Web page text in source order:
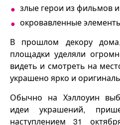
злые герои из фильмов и
окровавленные
В прошлом декору
площадки уделяли
видеть и смотреть на
украшено ярко и
Обычно на Хэллоуин
идеи украшений,
наступлением 31